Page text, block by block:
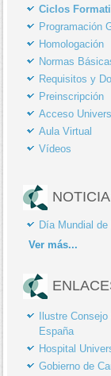
Ciclos
Programación
Homologación
Normas
Requisitos y
Preinscripción
Acceso
Aula Virtual
Vídeos
Día Mundial
Ver más...
Ilustre
España
Hospital
Gobierno de